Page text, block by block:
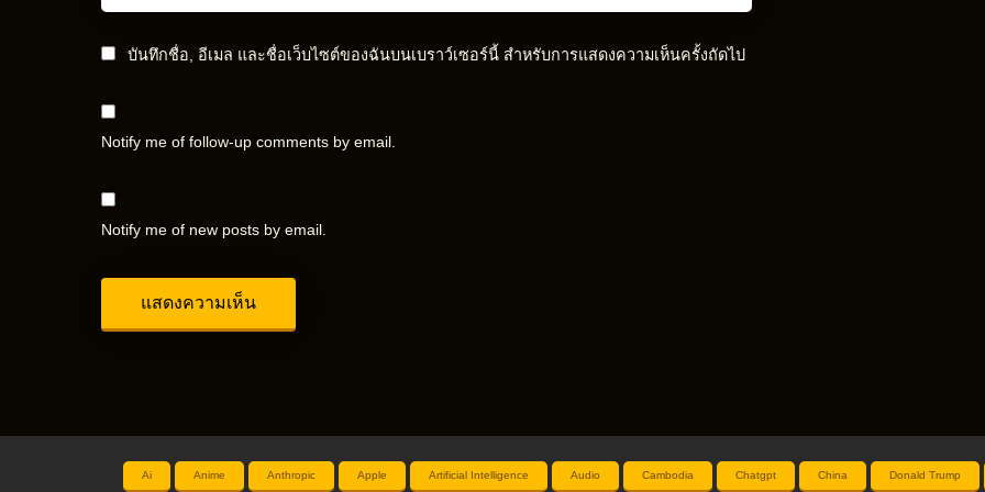
บันทึกชื่อ, อีเมล และชื่อเว็บไซต์ของฉันบนเบราว์เซอร์นี้ สำหรับการแสดงความเห็นครั้งถัดไป
Notify me of follow-up comments by email.
Notify me of new posts by email.
Ai Anime Anthropic Apple Artificial Intelligence Audio Cambodia Chatgpt China Donald Trump